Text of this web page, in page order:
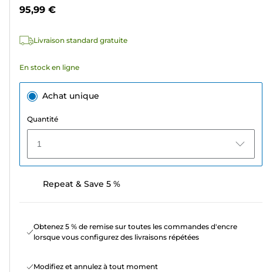
avis
95,99 €
Livraison standard gratuite
En stock en ligne
Achat unique
Quantité
1
Repeat & Save 5 %
Obtenez 5 % de remise sur toutes les commandes d'encre
lorsque vous configurez des livraisons répétées
Modifiez et annulez à tout moment